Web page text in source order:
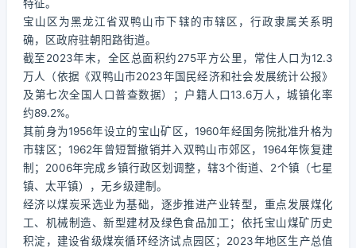
特征。
宝山区为黑龙江省双鸭山市下辖的市辖区，行政隶属关系明
确，区政府驻朝阳路街道。
截至2023年末，全区总面积约275平方公里，常住人口为12.3
万人（依据《双鸭山市2023年国民经济和社会发展统计公报》
及第七次全国人口普查数据）；户籍人口13.6万人，城镇化率
约89.2%。
其前身为1956年设立的宝山矿区，1960年经国务院批准升格为
市辖区；1962年曾短暂撤销并入双鸭山市郊区，1964年恢复建
制；2006年完成乡镇行政区划调整，辖3个街道、2个镇（七星
镇、太平镇），无乡级建制。
经济以煤炭采选业为基础，逐步推进产业转型，重点发展煤化
工、机械制造、新型建材及绿色食品加工；依托宝山煤矿历史
积淀，建设省级煤炭循环经济试点园区；2023年地区生产总值